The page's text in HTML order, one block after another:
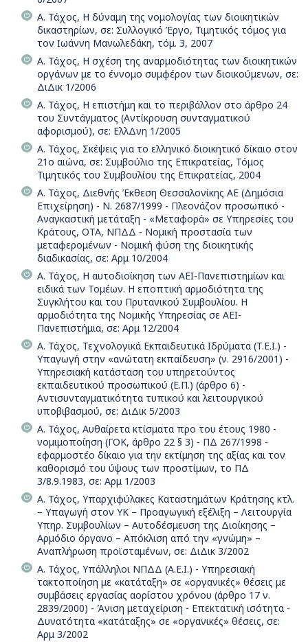
Α. Τάχος, Η δύναμη της νομολογίας των διοικητικών
δικαστηρίων, σε: Συλλογικό Έργο, Τιμητικός τόμος για
τον Ιωάννη Μανωλεδάκη, τόμ. 3, 2007
Α. Τάχος, Η σχέση της αναρμοδιότητας των διοικητικών
οργάνων με το έννομο συμφέρον των διοικούμενων, σε:
ΔιΔικ 1/2006
Α. Τάχος, Η επιστήμη και το περιβάλλον στο άρθρο 24
του Συντάγματος (Αντίκρουση συνταγματικού
αφορισμού), σε: ΕλλΔνη 1/2005
Α. Τάχος, Σκέψεις για το ελληνικό διοικητικό δίκαιο στον
21ο αιώνα, σε: Συμβούλιο της Επικρατείας, Τόμος
Τιμητικός του Συμβουλίου της Επικρατείας, 2004
Α. Τάχος, Διεθνής Έκθεση Θεσσαλονίκης ΑΕ (Δημόσια
Επιχείρηση) - Ν. 2687/1999 - Πλεονάζον προσωπικό -
Αναγκαστική μετάταξη - «Μεταφορά» σε Υπηρεσίες του
Κράτους, ΟΤΑ, ΝΠΔΔ - Νομική προστασία των
μεταφερομένων - Νομική φύση της διοικητικής
διαδικασίας, σε: Αρμ 10/2004
Α. Τάχος, Η αυτοδιοίκηση των ΑΕΙ-Πανεπιστημίων και
ειδικά των Τομέων. Η εποπτική αρμοδιότητα της
Συγκλήτου και του Πρυτανικού Συμβουλίου. Η
αρμοδιότητα της Νομικής Υπηρεσίας σε ΑΕΙ-
Πανεπιστήμια, σε: Αρμ 12/2004
Α. Τάχος, Τεχνολογικά Εκπαιδευτικά Ιδρύματα (T.E.I.) -
Υπαγωγή στην «ανώτατη εκπαίδευση» (ν. 2916/2001) -
Υπηρεσιακή κατάσταση του υπηρετούντος
εκπαιδευτικού προσωπικού (Ε.Π.) (άρθρο 6) -
Αντισυνταγματικότητα τυπικού και λειτουργικού
υποβιβασμού, σε: ΔιΔικ 5/2003
Α. Τάχος, Αυθαίρετα κτίσματα προ του έτους 1980 -
νομιμοποίηση (ΓΟΚ, άρθρο 22 § 3) - ΠΔ 267/1998 -
εφαρμοστέο δίκαιο για την εκτίμηση της αξίας και τον
καθορισμό του ύψους των προστίμων, το ΠΔ
3/8.9.1983, σε: Αρμ 1/2003
Α. Τάχος, Υπαρχιφύλακες Καταστημάτων Κράτησης κτλ.
– Υπαγωγή στον ΥΚ – Προαγωγική εξέλιξη – Λειτουργία
Υπηρ. Συμβουλίων – Αυτοδέσμευση της Διοίκησης –
Αρμόδιο όργανο – Απόκλιση από την «γνώμη» –
Αναπλήρωση προϊσταμένων, σε: ΔιΔικ 3/2002
Α. Τάχος, Υπάλληλοι ΝΠΔΔ (Α.Ε.Ι.) - Υπηρεσιακή
τακτοποίηση με «κατάταξη» σε «οργανικές» θέσεις με
συμβάσεις εργασίας αορίστου χρόνου (άρθρο 17 ν.
2839/2000) - Άνιση μεταχείριση - Επεκτατική ισότητα -
Δυνατότητα «κατάταξης» σε «οργανικές» θέσεις, σε:
Αρμ 3/2002